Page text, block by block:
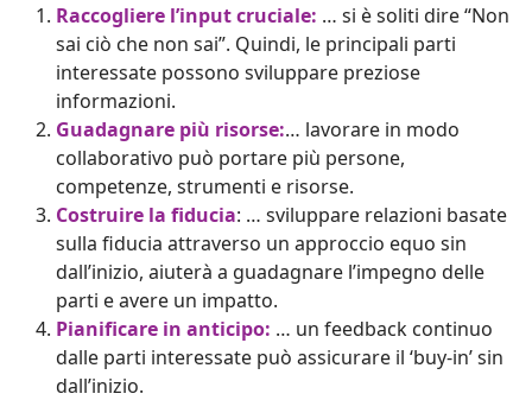
Raccogliere l’input cruciale: … si è soliti dire “Non
sai ciò che non sai”. Quindi, le principali parti
interessate possono sviluppare preziose
informazioni.
Guadagnare più risorse:… lavorare in modo
collaborativo può portare più persone,
competenze, strumenti e risorse.
Costruire la fiducia: … sviluppare relazioni basate
sulla fiducia attraverso un approccio equo sin
dall’inizio, aiuterà a guadagnare l’impegno delle
parti e avere un impatto.
Pianificare in anticipo: … un feedback continuo
dalle parti interessate può assicurare il ‘buy-in’ sin
dall’inizio.